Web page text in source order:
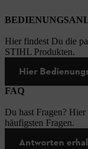
Hier findest Du die
STIHL Produkten.
Hier
FAQ
Du hast Fragen?
häufigsten Fragen.
Antworten